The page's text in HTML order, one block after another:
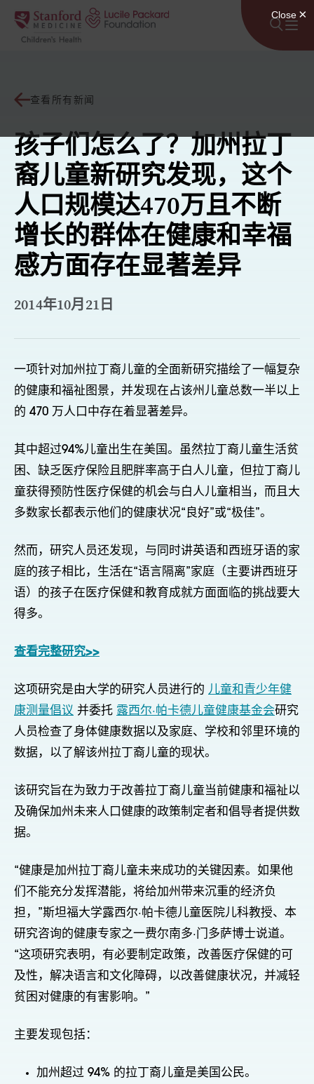
跳至内容
查看所有新闻
孩子们怎么了？加州拉丁
裔儿童新研究发现，这个
人口规模达470万且不断
增长的群体在健康和幸福
感方面存在显著差异
2014年10月21日
一项针对加州拉丁裔儿童的全面新研究描绘了一幅复杂
的健康和福祉图景，并发现在占该州儿童总数一半以上
的 470 万人口中存在着显著差异。
其中超过94%儿童出生在美国。虽然拉丁裔儿童生活贫
困、缺乏医疗保险且肥胖率高于白人儿童，但拉丁裔儿
童获得预防性医疗保健的机会与白人儿童相当，而且大
多数家长都表示他们的健康状况“良好”或“极佳”。
然而，研究人员还发现，与同时讲英语和西班牙语的家
庭的孩子相比，生活在“语言隔离”家庭（主要讲西班牙
语）的孩子在医疗保健和教育成就方面面临的挑战要大
得多。
查看完整研究>>
这项研究是由大学的研究人员进行的 儿童和青少年健
康测量倡议 并委托 露西尔·帕卡德儿童健康基金会研究
人员检查了身体健康数据以及家庭、学校和邻里环境的
数据，以了解该州拉丁裔儿童的现状。
该研究旨在为致力于改善拉丁裔儿童当前健康和福祉以
及确保加州未来人口健康的政策制定者和倡导者提供数
据。
“健康是加州拉丁裔儿童未来成功的关键因素。如果他
们不能充分发挥潜能，将给加州带来沉重的经济负
担，”斯坦福大学露西尔·帕卡德儿童医院儿科教授、本
研究咨询的健康专家之一费尔南多·门多萨博士说道。
“这项研究表明，有必要制定政策，改善医疗保健的可
及性，解决语言和文化障碍，以改善健康状况，并减轻
贫困对健康的有害影响。”
主要发现包括：
加州超过 94% 的拉丁裔儿童是美国公民。